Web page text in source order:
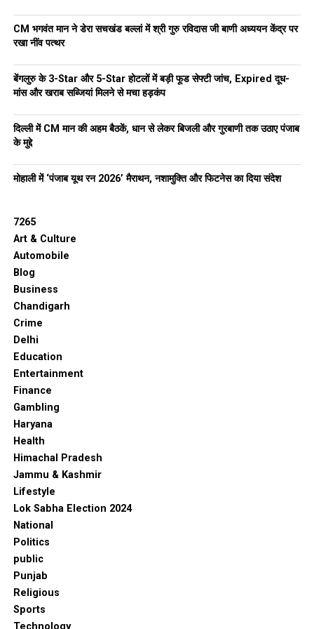
CM भगवंत मान ने डेरा सचखंड बल्लां में श्री गुरु रविदास जी बाणी अध्ययन केंद्र पर
रखा नींव पत्थर
बेंगलुरु के 3-Star और 5-Star होटलों में बड़ी फूड सेफ्टी जांच, Expired दूध-
मांस और खराब सब्जियां मिलने से मचा हड़कंप
दिल्ली में CM मान की अहम बैठकें, धान से लेकर बिजली और गुरबाणी तक उठाए पंजाब
के मुद्दे
मोहाली में ‘पंजाब यूथ रन 2026’ मैराथन, नशामुक्ति और फिटनेस का दिया संदेश
7265
Art & Culture
Automobile
Blog
Business
Chandigarh
Crime
Delhi
Education
Entertainment
Finance
Gambling
Haryana
Health
Himachal Pradesh
Jammu & Kashmir
Lifestyle
Lok Sabha Election 2024
National
Politics
public
Punjab
Religious
Sports
Technology